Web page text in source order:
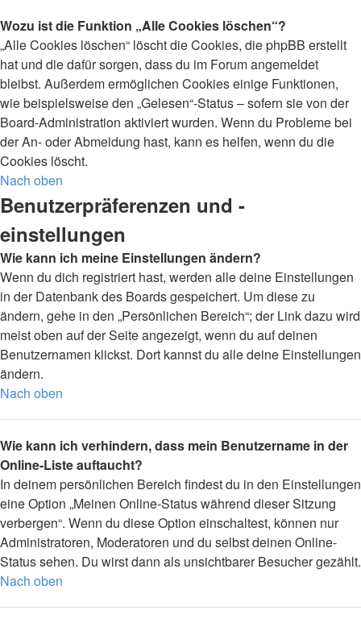
Wozu ist die Funktion „Alle Cookies löschen“?
„Alle Cookies löschen“ löscht die Cookies, die phpBB erstellt
hat und die dafür sorgen, dass du im Forum angemeldet
bleibst. Außerdem ermöglichen Cookies einige Funktionen,
wie beispielsweise den „Gelesen“-Status – sofern sie von der
Board-Administration aktiviert wurden. Wenn du Probleme bei
der An- oder Abmeldung hast, kann es helfen, wenn du die
Cookies löscht.
Nach oben
Benutzerpräferenzen und -
einstellungen
Wie kann ich meine Einstellungen ändern?
Wenn du dich registriert hast, werden alle deine Einstellungen
in der Datenbank des Boards gespeichert. Um diese zu
ändern, gehe in den „Persönlichen Bereich“; der Link dazu wird
meist oben auf der Seite angezeigt, wenn du auf deinen
Benutzernamen klickst. Dort kannst du alle deine Einstellungen
ändern.
Nach oben
Wie kann ich verhindern, dass mein Benutzername in der
Online-Liste auftaucht?
In deinem persönlichen Bereich findest du in den Einstellungen
eine Option „Meinen Online-Status während dieser Sitzung
verbergen“. Wenn du diese Option einschaltest, können nur
Administratoren, Moderatoren und du selbst deinen Online-
Status sehen. Du wirst dann als unsichtbarer Besucher gezählt.
Nach oben